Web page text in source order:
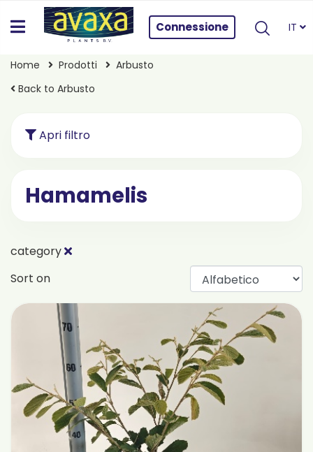
Connessione IT
Home Prodotti
Arbusto
Back to Arbusto
Apri filtro
Hamamelis
category
Sort on